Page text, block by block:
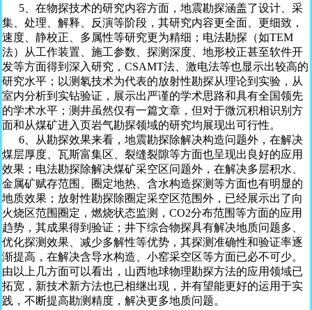
5、在物探技术的研究内容方面，地震勘探涵盖了设计、采
集、处理、解释、反演等阶段，其研究内容更全面、更细致，
速度、静校正、多属性等研究更为精细；电法勘探（如TEM
法）从工作装置、施工参数、探测深度、地形校正甚至软件开
发等方面得到深入研究，CSAMT法、激电法等也显示出较高的
研究水平；以测氡技术为代表的放射性勘探从理论到实验，从
室内分析到实钻验证，展示出严谨的学术思路和具有全国领先
的学术水平；测井虽然仅有一篇文章，但对于微沉积相识别方
面和从煤矿进入页岩气勘探领域的研究均展现出可行性。
6、从勘探效果来看，地震勘探除解决构造问题外，在解决
煤层厚度、瓦斯富集区、裂缝裂隙等方面也呈现出良好的应用
效果；电法勘探除解决煤矿采空区问题外，在解决多层积水、
金属矿赋存范围、圈定地热、含水构造探测等方面也有明显的
地质效果；放射性勘探除圈定采空区范围外，已经展示出了向
火烧区范围圈定，燃烧状态监测，CO2分布范围等方面的应用
趋势，其成果得到验证；井下综合物探具有解决地质问题多、
优化探测效果、减少多解性等优势，其探测准确性和验证率逐
渐提高，在解决含导水构造、小窑采空区等方面已必不可少。
由以上几方面可以看出，山西地球物理勘探方法的应用领域已
拓宽，新技术新方法也已相继出现，并有望能更好的运用于实
践，不断提高勘测精度，解决更多地质问题。